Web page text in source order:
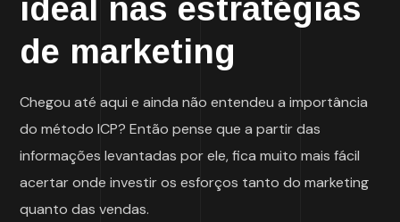
ideal nas estratégias
de marketing
Chegou até aqui e ainda não entendeu a importância
do método ICP? Então pense que a partir das
informações levantadas por ele, fica muito mais fácil
acertar onde investir os esforços tanto do marketing
quanto das vendas.